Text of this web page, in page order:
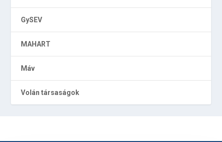
GySEV
MAHART
Máv
Volán társaságok